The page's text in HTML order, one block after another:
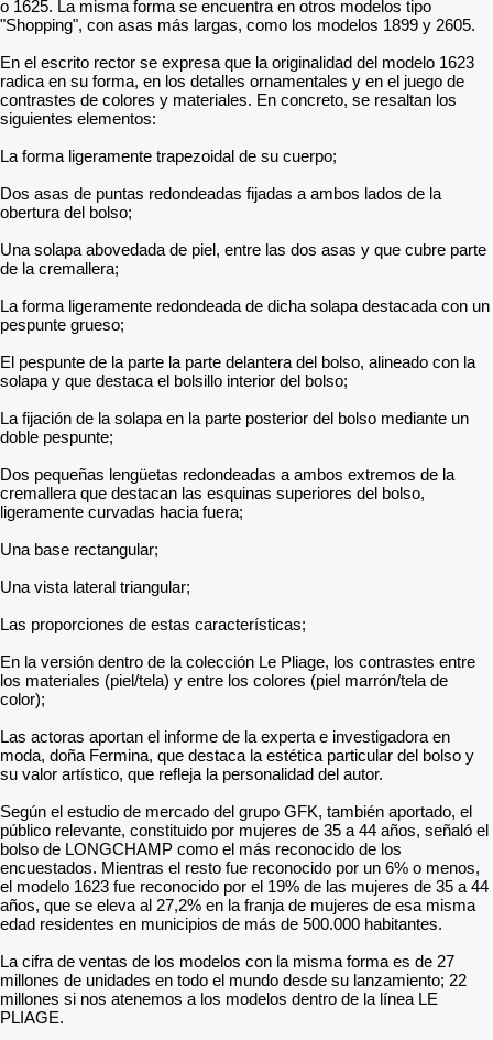
o 1625. La misma forma se encuentra en otros modelos tipo
"Shopping", con asas más largas, como los modelos 1899 y 2605.
En el escrito rector se expresa que la originalidad del modelo 1623
radica en su forma, en los detalles ornamentales y en el juego de
contrastes de colores y materiales. En concreto, se resaltan los
siguientes elementos:
La forma ligeramente trapezoidal de su cuerpo;
Dos asas de puntas redondeadas fijadas a ambos lados de la
obertura del bolso;
Una solapa abovedada de piel, entre las dos asas y que cubre parte
de la cremallera;
La forma ligeramente redondeada de dicha solapa destacada con un
pespunte grueso;
El pespunte de la parte la parte delantera del bolso, alineado con la
solapa y que destaca el bolsillo interior del bolso;
La fijación de la solapa en la parte posterior del bolso mediante un
doble pespunte;
Dos pequeñas lengüetas redondeadas a ambos extremos de la
cremallera que destacan las esquinas superiores del bolso,
ligeramente curvadas hacia fuera;
Una base rectangular;
Una vista lateral triangular;
Las proporciones de estas características;
En la versión dentro de la colección Le Pliage, los contrastes entre
los materiales (piel/tela) y entre los colores (piel marrón/tela de
color);
Las actoras aportan el informe de la experta e investigadora en
moda, doña Fermina, que destaca la estética particular del bolso y
su valor artístico, que refleja la personalidad del autor.
Según el estudio de mercado del grupo GFK, también aportado, el
público relevante, constituido por mujeres de 35 a 44 años, señaló el
bolso de LONGCHAMP como el más reconocido de los
encuestados. Mientras el resto fue reconocido por un 6% o menos,
el modelo 1623 fue reconocido por el 19% de las mujeres de 35 a 44
años, que se eleva al 27,2% en la franja de mujeres de esa misma
edad residentes en municipios de más de 500.000 habitantes.
La cifra de ventas de los modelos con la misma forma es de 27
millones de unidades en todo el mundo desde su lanzamiento; 22
millones si nos atenemos a los modelos dentro de la línea LE
PLIAGE.